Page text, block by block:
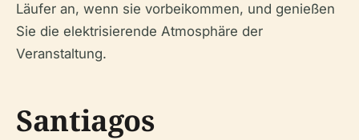
Läufer an, wenn sie vorbeikommen, und genießen
Sie die elektrisierende Atmosphäre der
Veranstaltung.
Santiagos